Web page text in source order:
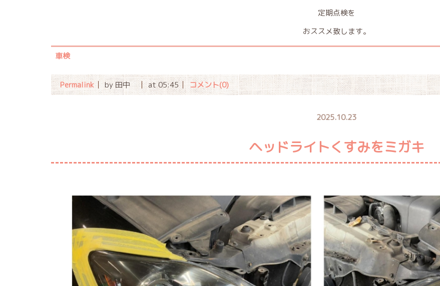
定期点検を
おススメ致します。
車検
Permalink by 田中 at 05:45 コメント(0)
2025.10.23
ヘッドライトくすみをミガキ